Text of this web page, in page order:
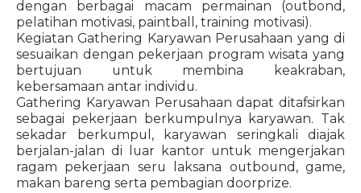
dengan berbagai macam permainan (outbond,
pelatihan motivasi, paintball, training motivasi).
Kegiatan Gathering Karyawan Perusahaan yang di
sesuaikan dengan pekerjaan program wisata yang
bertujuan untuk membina keakraban,
kebersamaan antar individu.
Gathering Karyawan Perusahaan dapat ditafsirkan
sebagai pekerjaan berkumpulnya karyawan. Tak
sekadar berkumpul, karyawan seringkali diajak
berjalan-jalan di luar kantor untuk mengerjakan
ragam pekerjaan seru laksana outbound, game,
makan bareng serta pembagian doorprize.